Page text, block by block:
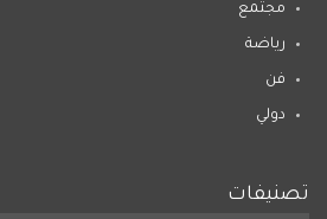
مجتمع
رياضة
فن
دولي
تصنيفات